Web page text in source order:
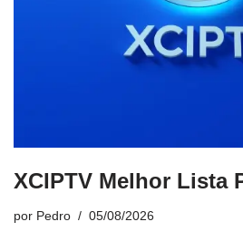
XCIPTV Melhor Lista
por Pedro 05/08/2026